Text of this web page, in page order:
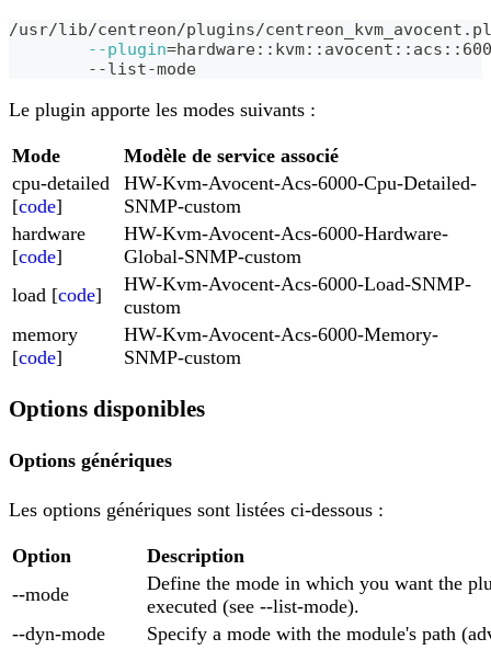
/usr/lib/centreon/plugins/
--plugin=
	--list-mode
Le plugin apporte les modes suivants :
Mode
Modèle de service associé
cpu-detailed
[code]
HW-Kvm-Avocent-Acs-6000-Cpu-Detailed-
SNMP-custom
hardware
[code]
HW-Kvm-Avocent-Acs-6000-Hardware-
Global-SNMP-custom
load [code]
HW-Kvm-Avocent-Acs-6000-Load-SNMP-
custom
memory
[code]
HW-Kvm-Avocent-Acs-6000-Memory-
SNMP-custom
Options disponibles
Options génériques
Les options génériques sont listées ci-dessous :
Option
Description
--mode
Define the mode in which you want the
executed (see --list-mode).
--dyn-mode
Specify a mode with the module's path